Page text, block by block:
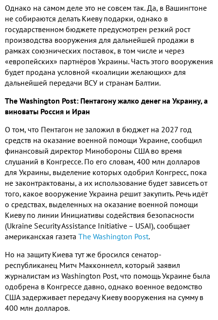
Однако на самом деле это не совсем так. Да, в Вашингтоне
не собираются делать Киеву подарки, однако в
государственном бюджете предусмотрен резкий рост
производства вооружения для дальнейшей продажи в
рамках союзнических поставок, в том числе и через
«европейских» партнёров Украины. Часть этого вооружения
будет продана условной «коалиции желающих» для
дальнейшей передачи ВСУ и странам Балтии.
The Washington Post: Пентагону жалко денег на Украину,а
виноваты Россия и Иран
О том, что Пентагон не заложил в бюджет на 2027 год
средств на оказание военной помощи Украине, сообщил
финансовый директор Минобороны США во время
слушаний в Конгрессе. По его словам, 400 млн долларов
для Украины, выделение которых одобрил Конгресс, пока
не законтрактованы, а их использование будет зависеть от
того, какое вооружение Украина решит закупить. Речь идёт
о средствах, выделенных на оказание военной помощи
Киеву по линии Инициативы содействия безопасности
(Ukraine Security Assistance Initiative – USAI), сообщает
американская газета The Washington Post.
Но на защиту Киева тут же бросился сенатор-
республиканец Митч Макконнелл, который заявил
журналистам из Washington Post, что помощь Украине была
одобрена в Конгрессе давно, однако военное ведомство
США задерживает передачу Киеву вооружения на сумму в
400 млн долларов.